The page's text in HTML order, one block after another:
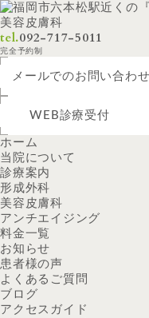
tel.092-717-5011
完全予約制
メールでのお問い合わせ
WEB診療受付
ホーム
当院について
診療案内
形成外科
美容皮膚科
アンチエイジング
料金一覧
お知らせ
患者様の声
よくあるご質問
ブログ
アクセスガイド